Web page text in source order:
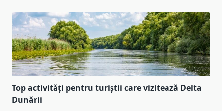
Top activități pentru turiștii care vizitează Delta
Dunării